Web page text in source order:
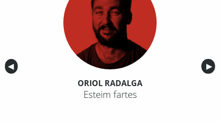
Anterior
◀︎ ▶︎
ORIOL RADALGA
Esteim fartes